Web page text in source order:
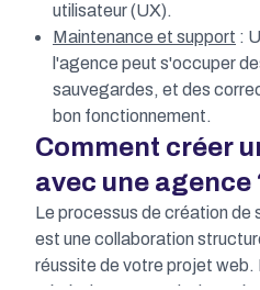
utilisateur (UX).
Maintenance et support :
l'agence peut s'occuper
sauvegardes, et des
bon fonctionnement.
Comment créer
avec une agence
Le processus de création de
est une collaboration
réussite de votre projet web.